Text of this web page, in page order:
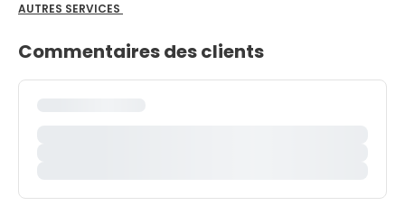
AUTRES SERVICES
Commentaires des clients